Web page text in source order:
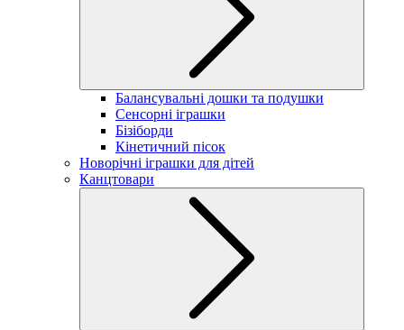
Балансувальні дошки та подушки
Сенсорні іграшки
Бізіборди
Кінетичний пісок
Новорічні іграшки для дітей
Канцтовари